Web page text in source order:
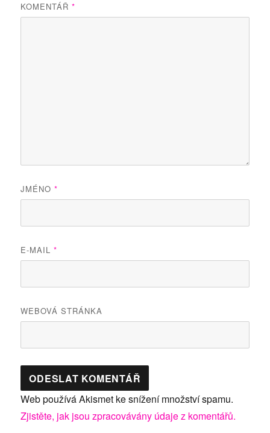
KOMENTÁŘ*
JMÉNO*
E-MAIL*
WEBOVÁ STRÁNKA
Web používá Akismet ke snížení množství spamu.
Zjistěte, jak jsou zpracovávány údaje z komentářů.